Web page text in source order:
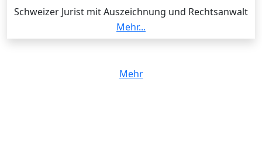
Schweizer Jurist mit Auszeichnung und Rechtsanwalt
(2003, Basel-Stadt) Siehe mein aktuelles Aus- und
Weiterbildungsportfolio:
Mehr...
Mehr